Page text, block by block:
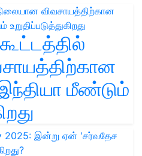
மீண்டும்